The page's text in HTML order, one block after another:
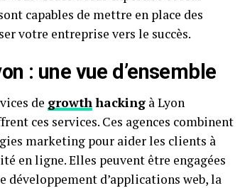
capables de mettre en place des
votre entreprise vers le succès.
: une vue d’ensemble
de growthhacking à Lyon
ces services. Ces agences combinent
marketing pour aider les clients à
en ligne. Elles peuvent être engagées
d’applications web, la